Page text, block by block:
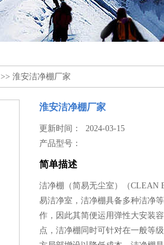
>> 淮安洁净棚厂家
淮安洁净棚厂家
更新时间： 2024-03-15
产品型号：
简单描述
洁净棚（简易无尘室）（CLEAN
易洁净室，洁净棚具备多种洁净
作，因此其简便运用弹性大安装
点，洁净棚同时可针对在一般等